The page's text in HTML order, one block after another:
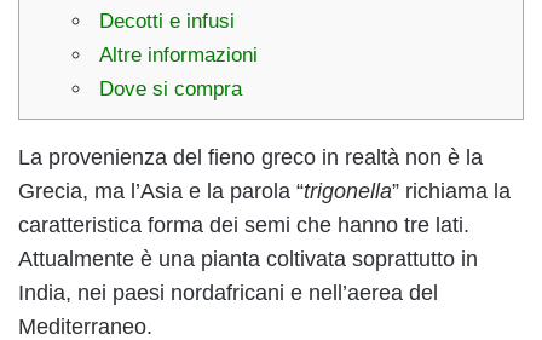
Decotti e infusi
Altre informazioni
Dove si compra
La provenienza del fieno greco in realtà non è la
Grecia, ma l’Asia e la parola “trigonella” richiama la
caratteristica forma dei semi che hanno tre lati.
Attualmente è una pianta coltivata soprattutto in
India, nei paesi nordafricani e nell’aerea del
Mediterraneo.